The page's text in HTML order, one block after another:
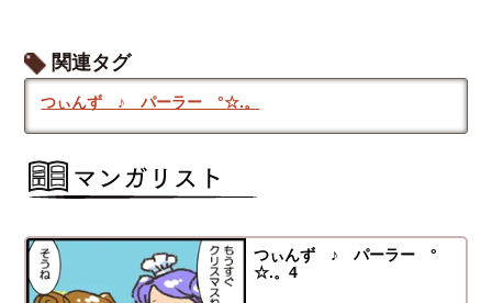
関連タグ
つぃんず ♪ パーラー °☆.。
つぃんず ♪ パーラー °
☆.。4